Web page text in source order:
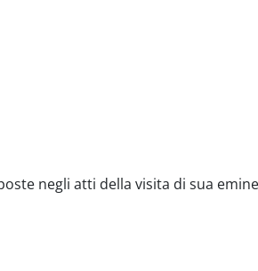
negli atti della visita di sua